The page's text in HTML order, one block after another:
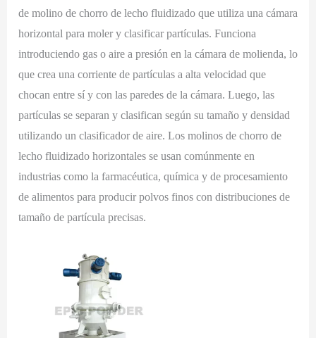
de molino de chorro de lecho fluidizado que utiliza una cámara
horizontal para moler y clasificar partículas. Funciona
introduciendo gas o aire a presión en la cámara de molienda, lo
que crea una corriente de partículas a alta velocidad que
chocan entre sí y con las paredes de la cámara. Luego, las
partículas se separan y clasifican según su tamaño y densidad
utilizando un clasificador de aire. Los molinos de chorro de
lecho fluidizado horizontales se usan comúnmente en
industrias como la farmacéutica, química y de procesamiento
de alimentos para producir polvos finos con distribuciones de
tamaño de partícula precisas.